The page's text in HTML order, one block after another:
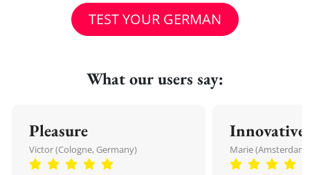
TEST YOUR GERMAN
What our users say:
Pleasure
Victor (Cologne, Germany)
Innovative
Marie